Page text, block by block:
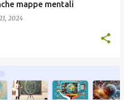
mappe mentali
2024